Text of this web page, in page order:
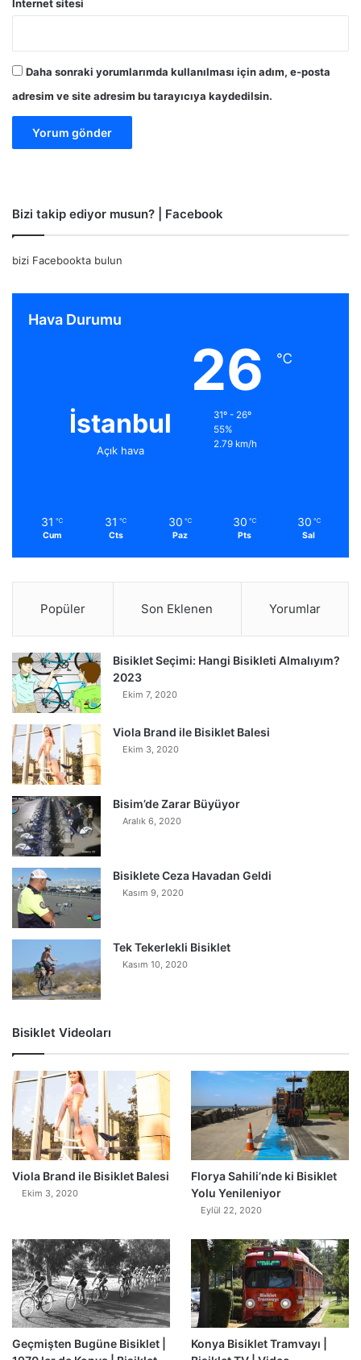
İnternet sitesi
Daha sonraki yorumlarımda kullanılması için adım, e-posta
adresim ve site adresim bu tarayıcıya kaydedilsin.
Bizi takip ediyor musun? | Facebook
bizi Facebookta bulun
Hava Durumu
İstanbul
Açık hava
26 ℃
31º - 26º
55%
2.79 km/h
31 ℃
Cum
31 ℃
Cts
30 ℃
Paz
30 ℃
Pts
30 ℃
Sal
Popüler Son Eklenen Yorumlar
Bisiklet Seçimi: Hangi Bisikleti Almalıyım?
2023
Ekim 7, 2020
Viola Brand ile Bisiklet Balesi
Ekim 3, 2020
Bisim’de Zarar Büyüyor
Aralık 6, 2020
Bisiklete Ceza Havadan Geldi
Kasım 9, 2020
Tek Tekerlekli Bisiklet
Kasım 10, 2020
Bisiklet Videoları
Viola Brand ile Bisiklet Balesi
Ekim 3, 2020
Florya Sahili’nde ki Bisiklet
Yolu Yenileniyor
Eylül 22, 2020
Geçmişten Bugüne Bisiklet |
Konya Bisiklet Tramvayı |